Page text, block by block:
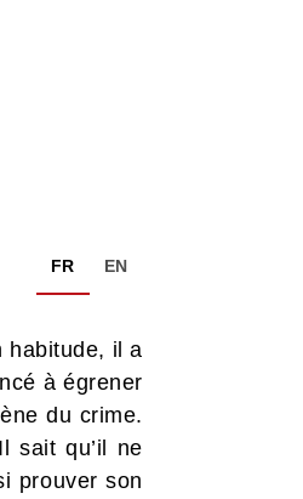
FR EN
habitude, il a
à égrener
du crime.
sait qu’il ne
prouver son